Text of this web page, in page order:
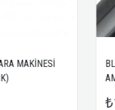
BLB 6W SAHTE PARA
AMPULÜ (MOR IŞIK)